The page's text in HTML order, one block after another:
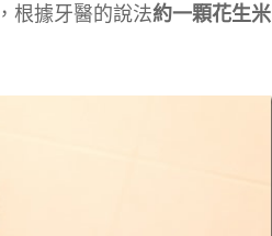
，根據牙醫的說法約一顆花生米